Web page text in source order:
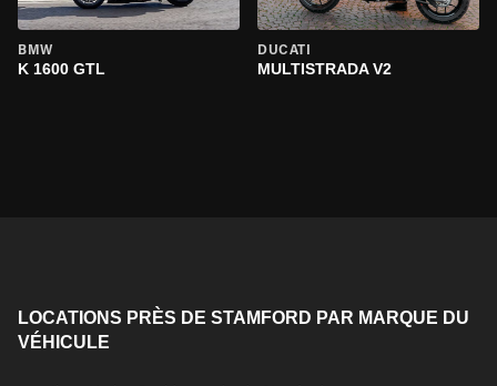
BMW
K 1600 GTL
DUCATI
MULTISTRADA V2
LOCATIONS PRÈS DE STAMFORD PAR MARQUE DU
VÉHICULE